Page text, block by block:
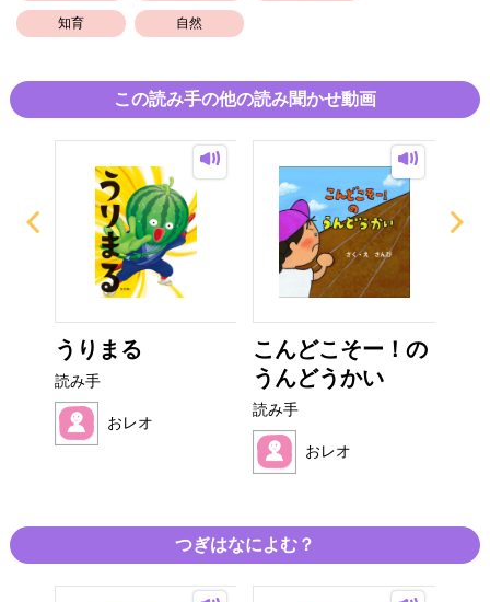
おがさんの絵本HPには、お子さんの育児、子育て、関わりに関す
るNOTE、おススメの玩具、グッズ等の情報がまとめてあります。
ブックマーク推奨です
知育 自然
この読み手の他の読み聞かせ動画
うりまる
読み手
おレオ
こんどこそー！の
うんどうかい
読み手
おレオ
つぎはなによむ？